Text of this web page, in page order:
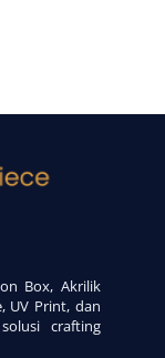
Box, Akrilik
UV Print, dan
crafting